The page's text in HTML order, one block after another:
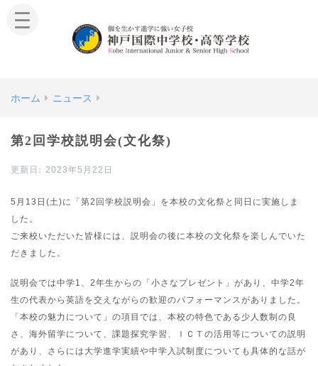
ホーム ニュース
第2回学校説明会(文化祭)
2023年5月22日
5月13日(土)に「第2回学校説明会」を本校の文化祭と同日に実施しま
した。
ご来校いただいた皆様には、説明会の後に本校の文化祭を楽しんでいた
だきました。
説明会では中学1、2年生からの「小さなプレゼント」があり、中学2年
生の代表から英語を交えながらの歓迎のパフォーマンスがありました。
「本校の魅力について」の項目では、本校の特色である少人数制の良
さ、海外留学について、課題探究学習、ＩＣＴの活用等についての説明
があり、さらには大学進学実績や中学入試制度についても具体的な話が